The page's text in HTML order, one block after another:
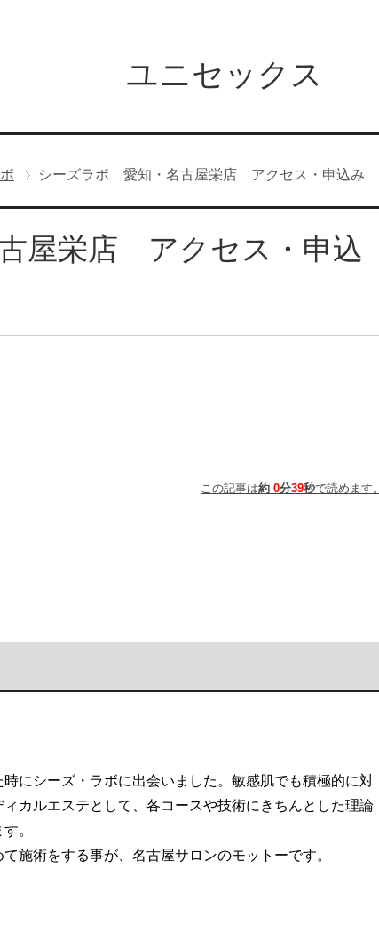
ユニセックス
シーズラボ 愛知・名古屋栄店 アクセス・申込み
屋栄店 アクセス・申込
この記事は約 0分39秒で読めます。
にシーズ・ラボに出会いました。敏感肌でも積極的に対
カルエステとして、各コースや技術にきちんとした理論
。
施術をする事が、名古屋サロンのモットーです。